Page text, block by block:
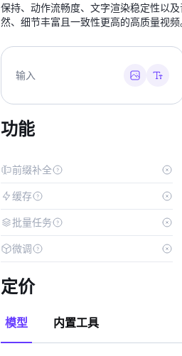
保持、动作流畅度、文字渲染稳定性以
然、细节丰富且一致性更高的高质量视频
输入
功能
前缀补全
缓存
批量任务
微调
定价
模型 内置工具